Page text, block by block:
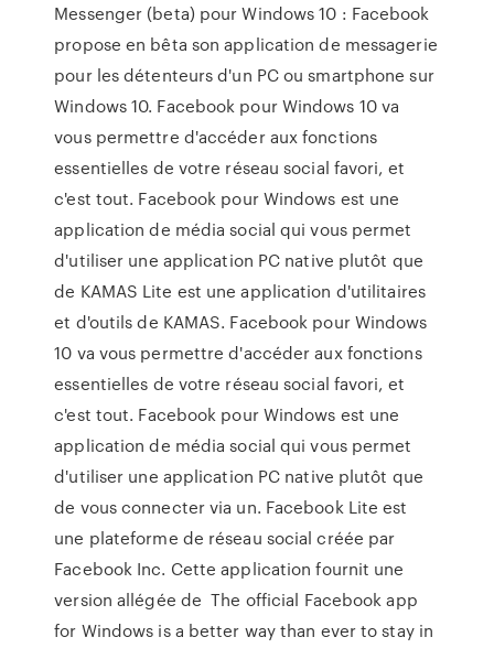
Messenger (beta) pour Windows 10 : Facebook
propose en bêta son application de messagerie
pour les détenteurs d'un PC ou smartphone sur
Windows 10. Facebook pour Windows 10 va
vous permettre d'accéder aux fonctions
essentielles de votre réseau social favori, et
c'est tout. Facebook pour Windows est une
application de média social qui vous permet
d'utiliser une application PC native plutôt que
de KAMAS Lite est une application d'utilitaires
et d'outils de KAMAS. Facebook pour Windows
10 va vous permettre d'accéder aux fonctions
essentielles de votre réseau social favori, et
c'est tout. Facebook pour Windows est une
application de média social qui vous permet
d'utiliser une application PC native plutôt que
de vous connecter via un. Facebook Lite est
une plateforme de réseau social créée par
Facebook Inc. Cette application fournit une
version allégée de The official Facebook app
for Windows is a better way than ever to stay in